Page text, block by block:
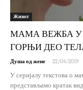
Живот
МАМА ВЕЖБА У
ГОРЊИ ДЕО
Душа од жене - 22/04/2019
У серијалу текстова о
представљамо кратак